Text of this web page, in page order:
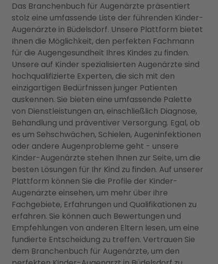
Das Branchenbuch für Augenärzte präsentiert
stolz eine umfassende Liste der führenden Kinder-
Augenärzte in Büdelsdorf. Unsere Plattform bietet
Ihnen die Möglichkeit, den perfekten Fachmann
für die Augengesundheit Ihres Kindes zu finden.
Unsere auf Kinder spezialisierten Augenärzte sind
hochqualifizierte Experten, die sich mit den
einzigartigen Bedürfnissen junger Patienten
auskennen. Sie bieten eine umfassende Palette
von Dienstleistungen an, einschließlich Diagnose,
Behandlung und präventiver Versorgung. Egal, ob
es um Sehschwächen, Schielen, Augeninfektionen
oder andere Augenprobleme geht - unsere
Kinder-Augenärzte stehen Ihnen zur Seite, um die
besten Lösungen für Ihr Kind zu finden. Auf unserer
Plattform können Sie die Profile der Kinder-
Augenärzte einsehen, um mehr über ihre
Fachgebiete, Erfahrungen und Qualifikationen zu
erfahren. Sie können auch Bewertungen und
Empfehlungen von anderen Eltern lesen, um eine
fundierte Entscheidung zu treffen. Vertrauen Sie
dem Branchenbuch für Augenärzte, um den